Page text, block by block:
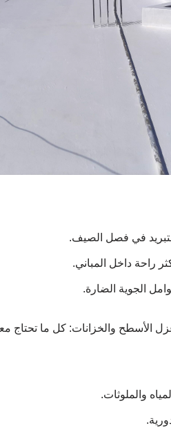
في فصل الصيف.
راحة داخل المباني.
الجوية الضارة.
والملوثات.